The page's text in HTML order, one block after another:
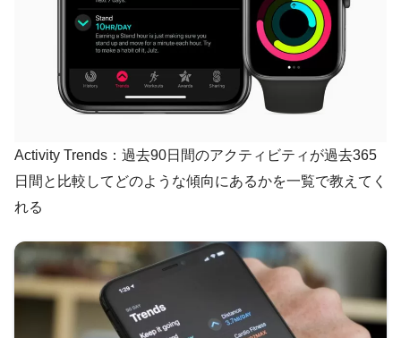
Activity Trends：過去90日間のアクティビティが過去365
日間と比較してどのような傾向にあるかを一覧で教えてく
れる